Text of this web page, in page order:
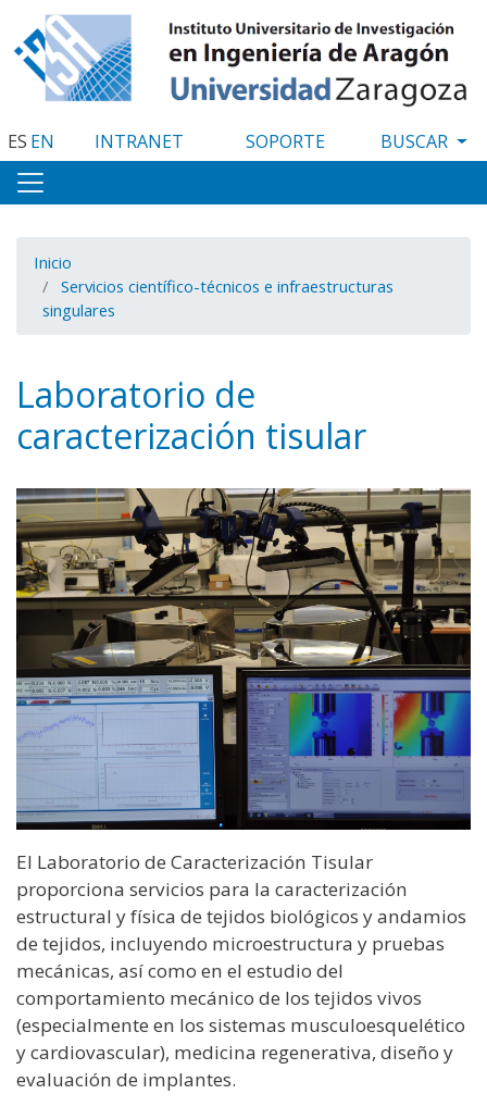
al
contenido
principal
ES EN INTRANET SOPORTE
Inicio
Servicios científico-técnicos e infraestructuras
singulares
Laboratorio de
caracterización tisular
El Laboratorio de Caracterización Tisular
proporciona servicios para la caracterización
estructural y física de tejidos biológicos y andamios
de tejidos, incluyendo microestructura y pruebas
mecánicas, así como en el estudio del
comportamiento mecánico de los tejidos vivos
(especialmente en los sistemas musculoesquelético
y cardiovascular), medicina regenerativa, diseño y
evaluación de implantes.